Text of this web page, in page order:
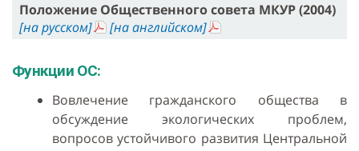
Положение Общественного совета МКУР (2004)
[на русском]
[на английском]
Функции ОC:
Вовлечение гражданского общества в
обсуждение экологических проблем,
вопросов устойчивого развития Центральной